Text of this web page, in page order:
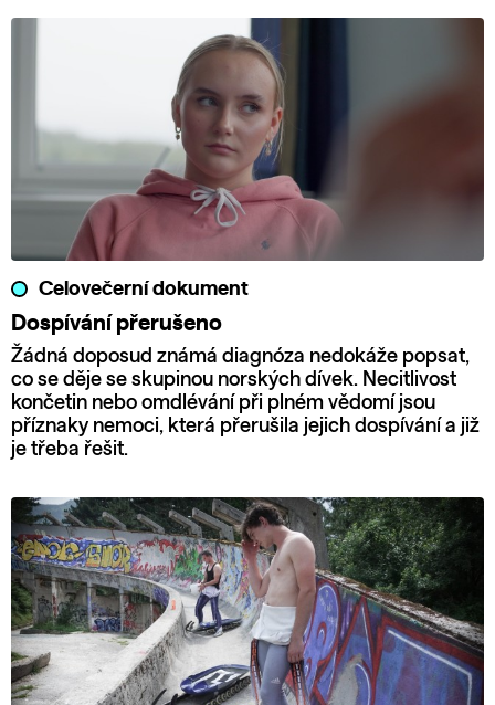
Celovečerní dokument
Dospívání přerušeno
Žádná doposud známá diagnóza nedokáže popsat,
co se děje se skupinou norských dívek. Necitlivost
končetin nebo omdlévání při plném vědomí jsou
příznaky nemoci, která přerušila jejich dospívání a již
je třeba řešit.